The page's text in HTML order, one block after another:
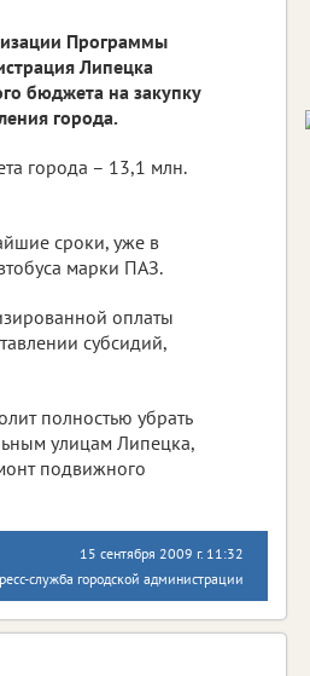
Программы
Липецка
бюджета на закупку
города.
города – 13,1 млн.
сроки, уже в
марки ПАЗ.
оплаты
субсидий,
полностью убрать
улицам Липецка,
подвижного
15 сентября 2009 г. 11:32
служба городской администрации